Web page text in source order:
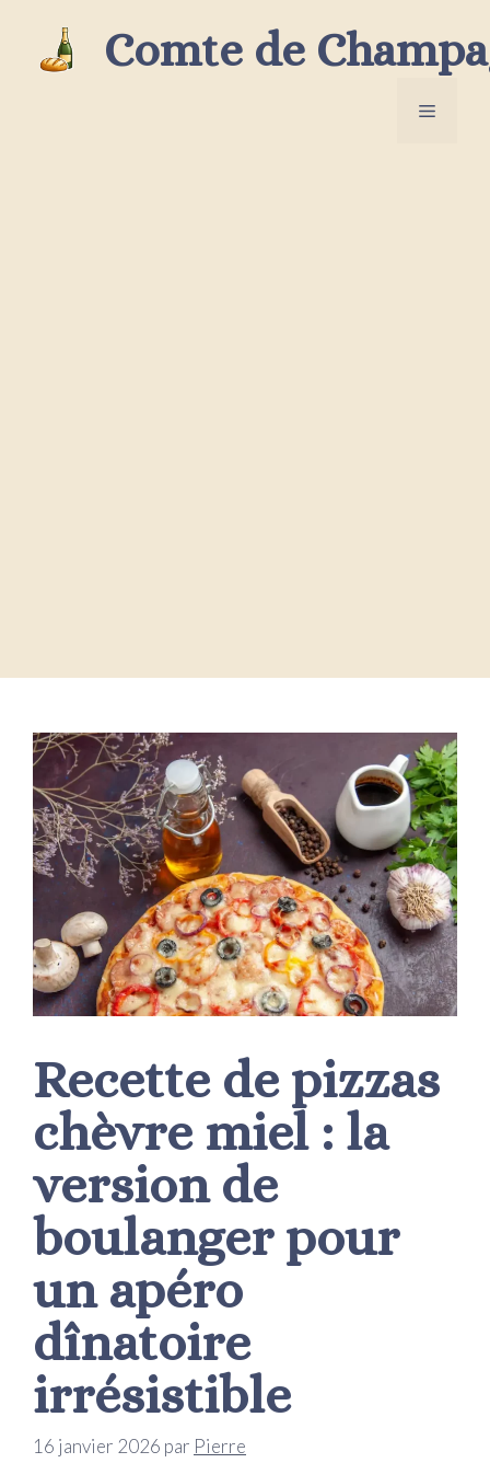
contenu
Comte de
Menu
Recette de pizzas
chèvre miel : la
version de
boulanger pour
un apéro
dînatoire
irrésistible
16 janvier 2026 par Pierre